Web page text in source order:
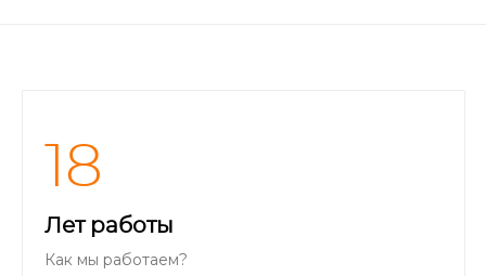
18
Лет работы
Как мы работаем?